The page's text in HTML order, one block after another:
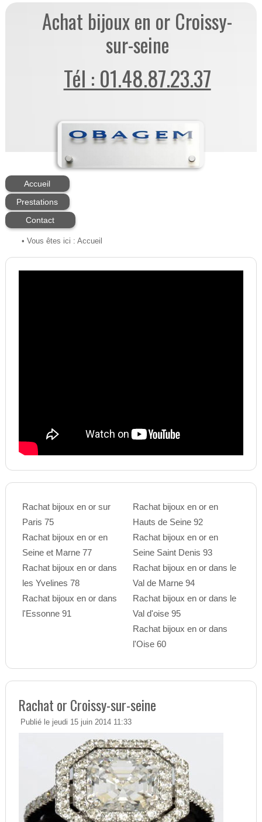
Achat bijoux en or Croissy-
sur-seine
Tél : 01.48.87.23.37
Accueil
Prestations
Contact
• Vous êtes ici : Accueil
Rachat bijoux en or sur
Paris 75
Rachat bijoux en or en
Seine et Marne 77
Rachat bijoux en or dans
les Yvelines 78
Rachat bijoux en or dans
l'Essonne 91
Rachat bijoux en or en
Hauts de Seine 92
Rachat bijoux en or en
Seine Saint Denis 93
Rachat bijoux en or dans le
Val de Marne 94
Rachat bijoux en or dans le
Val d'oise 95
Rachat bijoux en or dans
l'Oise 60
Rachat or Croissy-sur-seine
Publié le jeudi 15 juin 2014 11:33